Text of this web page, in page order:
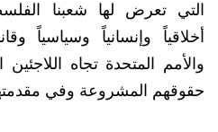
التي تعرض لها شعبنا
أخلاقياً وإنسانياً وسياسياً
والأمم المتحدة تجاه
حقوقهم المشروعة وفي